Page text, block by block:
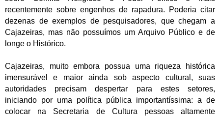
recentemente sobre engenhos de rapadura. Poderia citar
dezenas de exemplos de pesquisadores, que chegam a
Cajazeiras, mas não possuímos um Arquivo Público e de
longe o Histórico.
Cajazeiras, muito embora possua uma riqueza histórica
imensurável e maior ainda sob aspecto cultural, suas
autoridades precisam despertar para estes setores,
iniciando por uma política pública importantíssima: a de
colocar na Secretaria de Cultura pessoas altamente